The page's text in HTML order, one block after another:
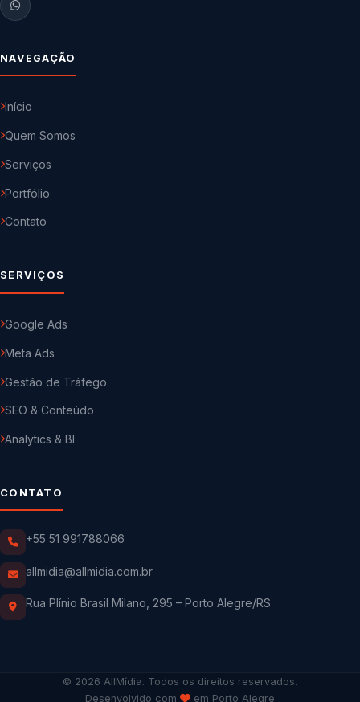
NAVEGAÇÃO
Início
Quem Somos
Serviços
Portfólio
Contato
SERVIÇOS
Google Ads
Meta Ads
Gestão de Tráfego
SEO & Conteúdo
Analytics & BI
CONTATO
+55 51 991788066
allmidia@allmidia.com.br
Rua Plínio Brasil Milano, 295 – Porto Alegre/RS
© 2026 AllMídia. Todos os direitos reservados.
Desenvolvido com
em Porto Alegre